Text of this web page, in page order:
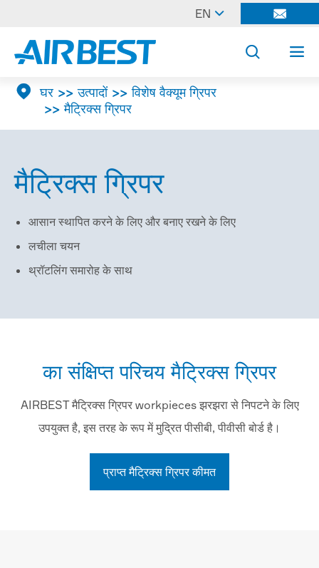
EN  
 
 घर उत्पादों
विशेष वैक्यूम ग्रिपर
मैट्रिक्स ग्रिपर
मैट्रिक्स ग्रिपर
आसान स्थापित करने के लिए और बनाए रखने के लिए
लचीला चयन
थ्रॉटलिंग समारोह के साथ
का संक्षिप्त परिचय मैट्रिक्स ग्रिपर
AIRBEST मैट्रिक्स ग्रिपर workpieces झरझरा से निपटने के लिए
उपयुक्त है, इस तरह के रूप में मुद्रित पीसीबी, पीवीसी बोर्ड है।
प्राप्त मैट्रिक्स ग्रिपर कीमत